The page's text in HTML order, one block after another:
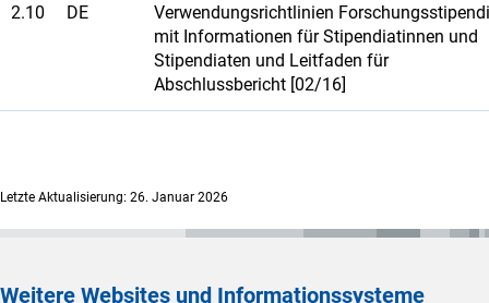
2.10 DE
Verwendungsrichtlinien
mit Informationen für Stipendiatinnen und
Stipendiaten und Leitfaden für
Abschlussbericht [02/16]
Letzte Aktualisierung: 26. Januar 2026
Weitere Websites und Informationssysteme